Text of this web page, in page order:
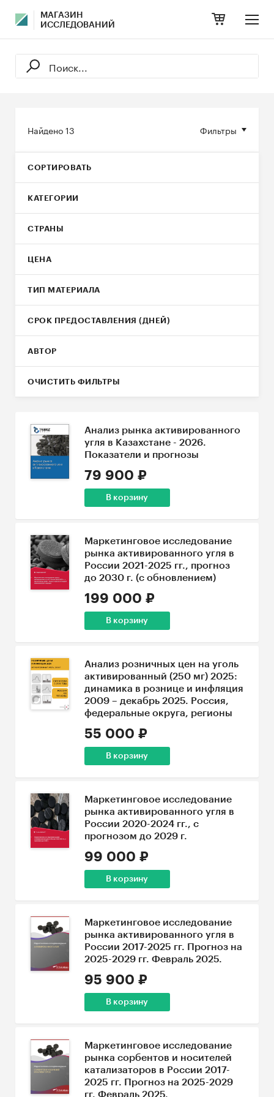
МАГАЗИН
ИССЛЕДОВАНИЙ
Фильтры
Найдено13
СОРТИРОВАТЬ
КАТЕГОРИИ
СТРАНЫ
ЦЕНА
ТИП МАТЕРИАЛА
СРОК ПРЕДОСТАВЛЕНИЯ (ДНЕЙ)
АВТОР
ОЧИСТИТЬ ФИЛЬТРЫ
Анализ рынка активированного
угля в Казахстане - 2026.
Показатели и прогнозы
79 900 ₽
В корзину
Маркетинговое исследование
рынка активированного угля в
России 2021-2025 гг., прогноз
до 2030 г. (с обновлением)
199 000 ₽
В корзину
Анализ розничных цен на уголь
активированный (250 мг) 2025:
динамика в рознице и инфляция
2009 – декабрь 2025. Россия,
федеральные округа, регионы
55 000 ₽
В корзину
Маркетинговое исследование
рынка активированного угля в
России 2020-2024 гг., с
прогнозом до 2029 г.
99 000 ₽
В корзину
Маркетинговое исследование
рынка активированного угля в
России 2017-2025 гг. Прогноз на
2025-2029 гг. Февраль 2025.
95 900 ₽
В корзину
Маркетинговое исследование
рынка сорбентов и носителей
катализаторов в России 2017-
2025 гг. Прогноз на 2025-2029
гг. Февраль 2025.